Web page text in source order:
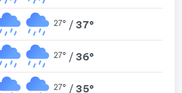
27° / 37°
27° / 36°
27° / 35°